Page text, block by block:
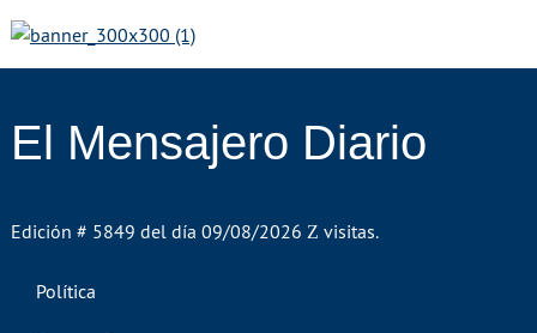
El Mensajero Diario
Edición # 5849 del día 09/08/2026 visitas.
Política